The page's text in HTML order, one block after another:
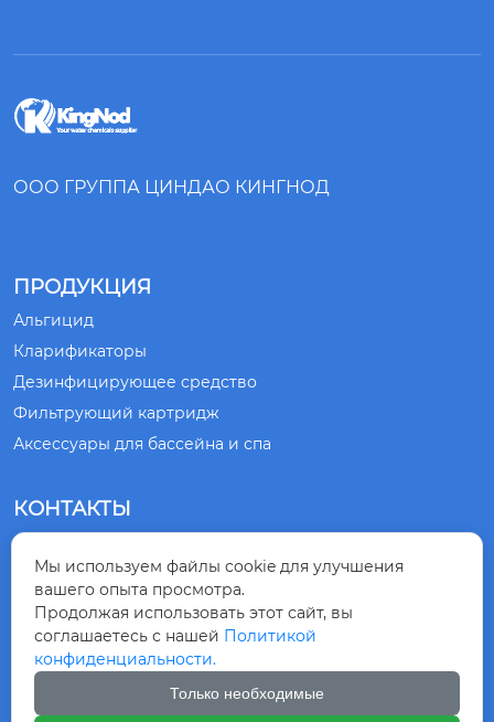
ООО ГРУППА ЦИНДАО КИНГНОД
ПРОДУКЦИЯ
Альгицид
Кларификаторы
Дезинфицирующее средство
Фильтрующий картридж
Аксессуары для бассейна и спа
КОНТАКТЫ

ПРОВИНЦИЯ ШАНЬДУН, КИТАЙ
 +86-532-83875218
+8615863099230
Мы используем файлы cookie для улучшения
вашего опыта просмотра.
Продолжая использовать этот сайт, вы
соглашаетесь с нашей Политикой
конфиденциальности.
Только необходимые